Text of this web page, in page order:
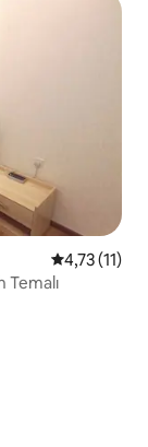
5 üzerinden
4,73 (11)
Temalı